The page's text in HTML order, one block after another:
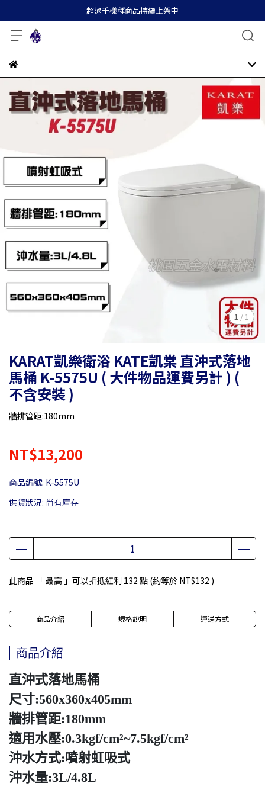
超過千樣種商品持續上架中
1 / 1
KARAT凱樂衛浴 KATE凱棠 直沖式落地
馬桶 K-5575U ( 大件物品運費另計 ) (
不含安裝 )
牆排管距:180mm
NT$13,200
商品編號: K-5575U
供貨狀況: 尚有庫存
此商品 「 最高 」可以折抵紅利 132 點 (約等於 NT$132 )
商品介紹 規格說明 運送方式
商品介紹
直沖式落地馬桶
尺寸:560x360x405mm
牆排管距:180mm
適用水壓:0.3kgf/cm²~7.5kgf/cm²
沖水方式:噴射虹吸式
沖水量:3L/4.8L